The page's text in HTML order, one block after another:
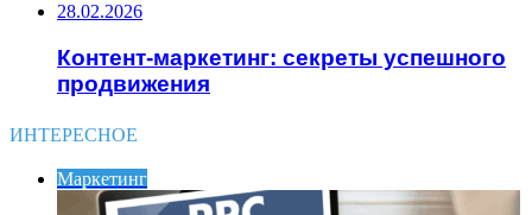
28.02.2026
Контент-маркетинг: секреты успешного
продвижения
ИНТЕРЕСНОЕ
Маркетинг